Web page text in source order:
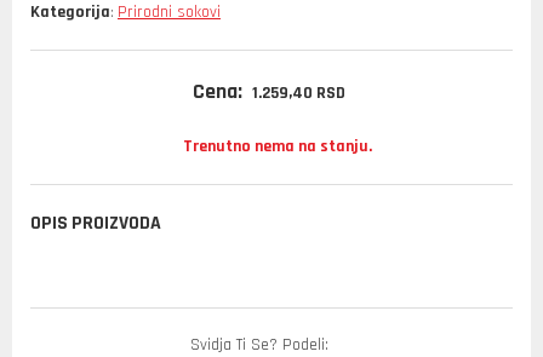
Kategorija: Prirodni sokovi
Cena: 1.259,40 RSD
Trenutno nema na stanju.
OPIS PROIZVODA
Svidja Ti Se? Podeli: